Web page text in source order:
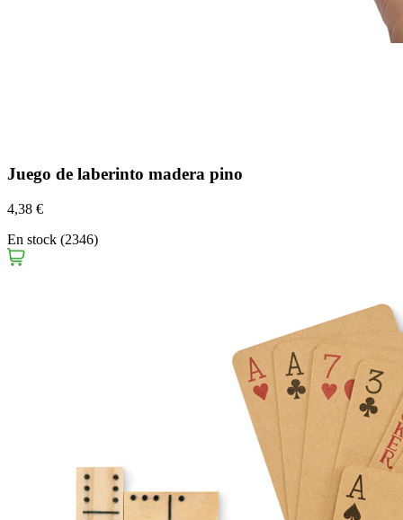
Juego de laberinto madera pino
4,38 €
En stock (2346)